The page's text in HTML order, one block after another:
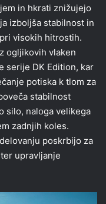
in hkrati znižujejo
izboljša stabilnost in
visokih hitrostih.
ogljikovih vlaken
serije DK Edition, kar
potiska k tlom za
stabilnost
silo, naloga velikega
zadnjih koles.
poskrbijo za
upravljanje